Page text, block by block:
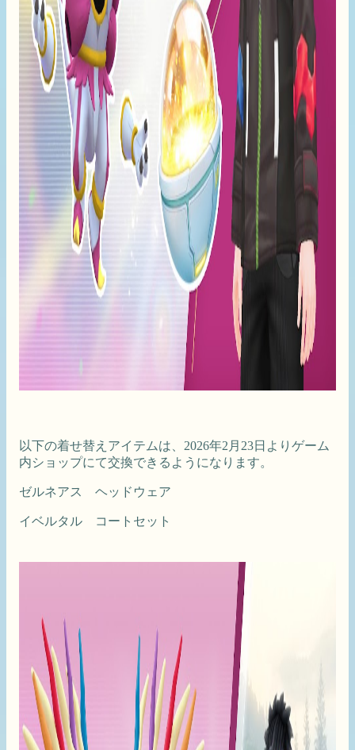
以下の着せ替えアイテムは、2026年2月23日よりゲーム
内ショップにて交換できるようになります。
ゼルネアス ヘッドウェア
イベルタル コートセット